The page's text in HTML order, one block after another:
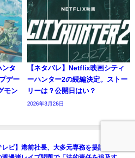
ンタ
デー
モン
【ネタバレ】Netflix映画シティ
ーハンター2の続編決定。ストー
リーは？公開日はい？
2026年3月26日
レビ】港前社長、大多元専務を提訴へ。中